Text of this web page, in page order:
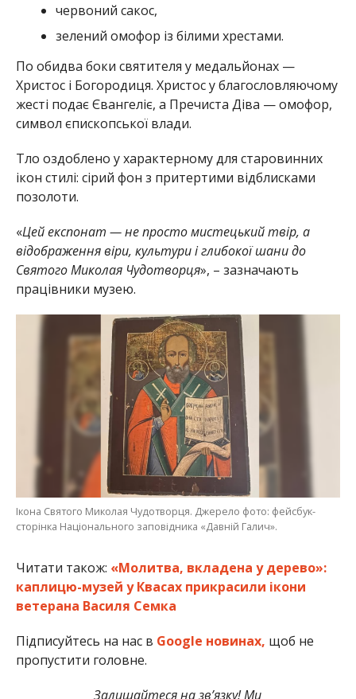
червоний сакос,
зелений омофор із білими хрестами.
По обидва боки святителя у медальйонах —
Христос і Богородиця. Христос у благословляючому
жесті подає Євангеліє, а Пречиста Діва — омофор,
символ єпископської влади.
Тло оздоблено у характерному для старовинних
ікон стилі: сірий фон з притертими відблисками
позолоти.
«Цей експонат — не просто мистецький твір, а
відображення віри, культури і глибокої шани до
Святого Миколая Чудотворця», – зазначають
працівники музею.
Ікона Святого Миколая Чудотворця. Джерело фото: фейсбук-
сторінка Національного заповідника «Давній Галич».
Читати також: «Молитва, вкладена у дерево»:
каплицю-музей у Квасах прикрасили ікони
ветерана Василя Семка
Підписуйтесь на нас в Google новинах, щоб не
пропустити головне.
Залишайтеся на зв’язку! Ми